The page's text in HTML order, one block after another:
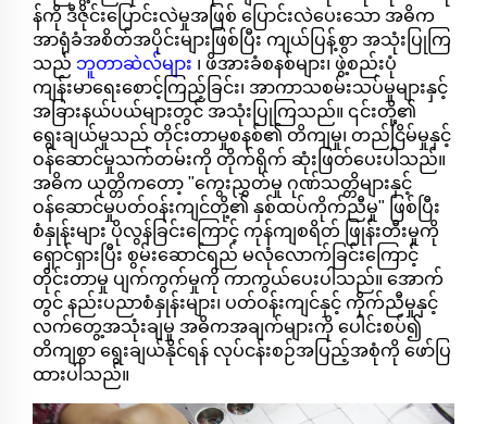
န်ကို ဒီဇိုင်းပြောင်းလဲမှုအဖြစ် ပြောင်းလဲပေးသော အဓိက
အာရုံခံအစိတ်အပိုင်းများဖြစ်ပြီး ကျယ်ပြန့်စွာ အသုံးပြုကြ
သည် ဘူတာဆဲလ်များ ၊ ဖိအားခံစနစ်များ၊ ဖွဲ့စည်းပုံ
ကျန်းမာရေးစောင့်ကြည့်ခြင်း၊ အာကာသစမ်းသပ်မှုများနှင့်
အခြားနယ်ပယ်များတွင် အသုံးပြုကြသည်။ ၎င်းတို့၏
ရွေးချယ်မှုသည် တိုင်းတာမှုစနစ်၏ တိကျမှု၊ တည်ငြိမ်မှုနှင့်
ဝန်ဆောင်မှုသက်တမ်းကို တိုက်ရိုက် ဆုံးဖြတ်ပေးပါသည်။
အဓိက ယုတ္တိကတော့ "ကွေးညွှတ်မှု ဂုဏ်သတ္တိများနှင့်
ဝန်ဆောင်မှုပတ်ဝန်းကျင်တို့၏ နှစ်ထပ်ကိုက်ညီမှု" ဖြစ်ပြီး
စံနှုန်းများ ပိုလွန်ခြင်းကြောင့် ကုန်ကျစရိတ် ဖြုန်းတီးမှုကို
ရှောင်ရှားပြီး စွမ်းဆောင်ရည် မလုံလောက်ခြင်းကြောင့်
တိုင်းတာမှု ပျက်ကွက်မှုကို ကာကွယ်ပေးပါသည်။ အောက်
တွင် နည်းပညာစံနှုန်းများ၊ ပတ်ဝန်းကျင်နှင့် ကိုက်ညီမှုနှင့်
လက်တွေ့အသုံးချမှု အဓိကအချက်များကို ပေါင်းစပ်၍
တိကျစွာ ရွေးချယ်နိုင်ရန် လုပ်ငန်းစဉ်အပြည့်အစုံကို ဖော်ပြ
ထားပါသည်။